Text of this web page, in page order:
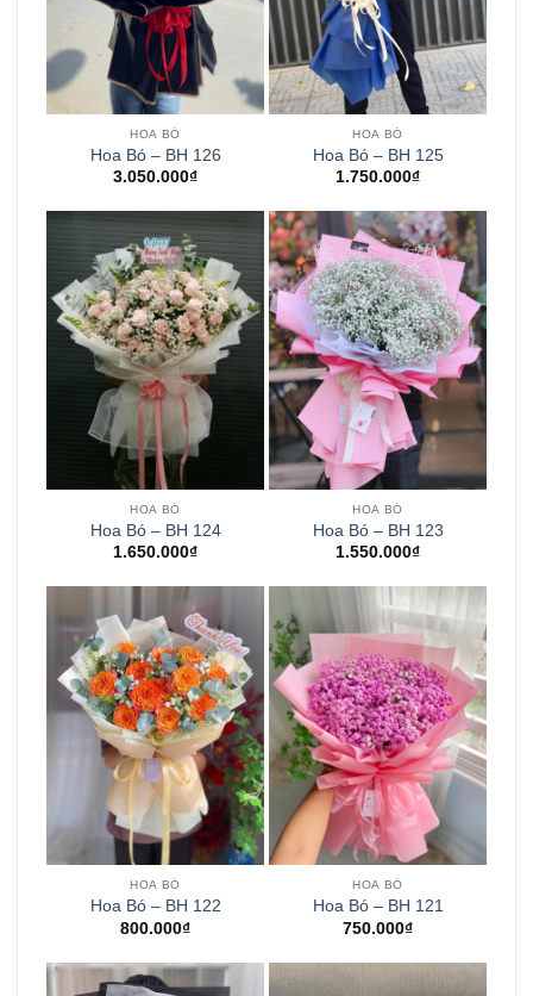
HOA BÓ
Hoa Bó – BH 126
3.050.000₫
HOA BÓ
Hoa Bó – BH 125
1.750.000₫
HOA BÓ
Hoa Bó – BH 124
1.650.000₫
HOA BÓ
Hoa Bó – BH 123
1.550.000₫
HOA BÓ
Hoa Bó – BH 122
800.000₫
HOA BÓ
Hoa Bó – BH 121
750.000₫